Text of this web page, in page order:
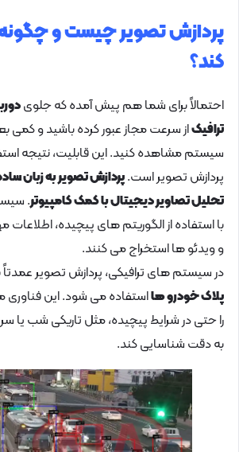
پردازش تصویر چیست و
کند؟
احتمالاً برای شما هم پیش آمده که جلوی
ترافیکاز سرعت مجاز عبور کرده باشید و کمی
سیستم مشاهده کنید. این قابلیت، نتیجه
پردازش تصویر است.پردازش تصویر به زبان
تحلیل تصاویر دیجیتال با کمک کامپیوتر.
با استفاده از الگوریتم های پیچیده، اطلاعات
و ویدئو ها استخراج می کنند.
در سیستم های ترافیکی، پردازش تصویر عمدتاً
پلاک خودرو هااستفاده می شود. این فناوری
را حتی در شرایط پیچیده، مثل تاریکی شب یا
به دقت شناسایی کند.